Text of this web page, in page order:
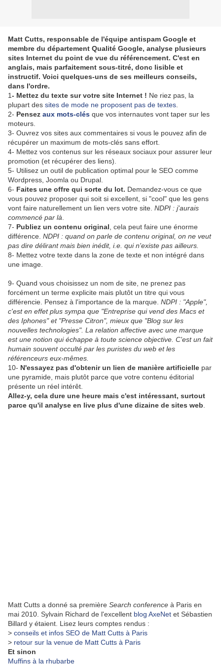
Matt Cutts, responsable de l'équipe antispam Google et
membre du département Qualité Google, analyse plusieurs
sites Internet du point de vue du référencement. C'est en
anglais, mais parfaitement sous-titré, donc lisible et
instructif. Voici quelques-uns de ses meilleurs conseils,
dans l'ordre.
1- Mettez du texte sur votre site Internet ! Ne riez pas, la
plupart des sites de mode ne proposent pas de textes
2- Pensez aux mots-clés que vos internautes vont taper sur les
moteurs.
3- Ouvrez vos sites aux commentaires si vous le pouvez afin de
récupérer un maximum de mots-clés sans effort.
4- Mettez vos contenus sur les réseaux sociaux pour assurer leur
promotion (et récupérer des liens).
5- Utilisez un outil de publication optimal pour le SEO comme
Wordpress, Joomla ou Drupal.
6- Faites une offre qui sorte du lot. Demandez-vous ce que
vous pouvez proposer qui soit si excellent, si "cool" que les gens
vont faire naturellement un lien vers votre site. NDPI : j'aurais
commencé par là
7- Publiez un contenu original , cela peut faire une énorme
différence. NDPI : quand on parle de contenu original, on ne veut
pas dire délirant mais bien inédit, i.e. qui n'existe pas ailleurs.
8- Mettez votre texte dans la zone de texte et non intégré dans
une image.
9- Quand vous choisissez un nom de site, ne prenez pas
forcément un terme explicite mais plutôt un titre qui vous
différencie. Pensez à l'importance de la marque. NDPI : "Apple",
c'est en effet plus sympa que "Entreprise qui vend des Macs et
des Iphones" et "Presse Citron", mieux que "Blog sur les
nouvelles technologies". La relation affective avec une marque
est une notion qui échappe à toute science objective. C'est un fait
humain souvent occulté par les puristes du web et les
référenceurs eux-mêmes.
10- N'essayez pas d'obtenir un lien de manière artificielle par
une pyramide, mais plutôt parce que votre contenu éditorial
présente un réel intérêt.
Allez-y, cela dure une heure mais c'est intéressant, surtout
parce qu'il analyse en live plus d'une dizaine de sites web
Matt Cutts a donné sa première Search conference à Paris en
mai 2010. Sylvain Richard de l'excellent blog AxeNet et Sébastien
Billard y étaient. Lisez leurs comptes rendus :
> conseils et infos SEO de Matt Cutts à Paris
> retour sur la venue de Matt Cutts à Paris
Et sinon
Muffins à la rhubarbe